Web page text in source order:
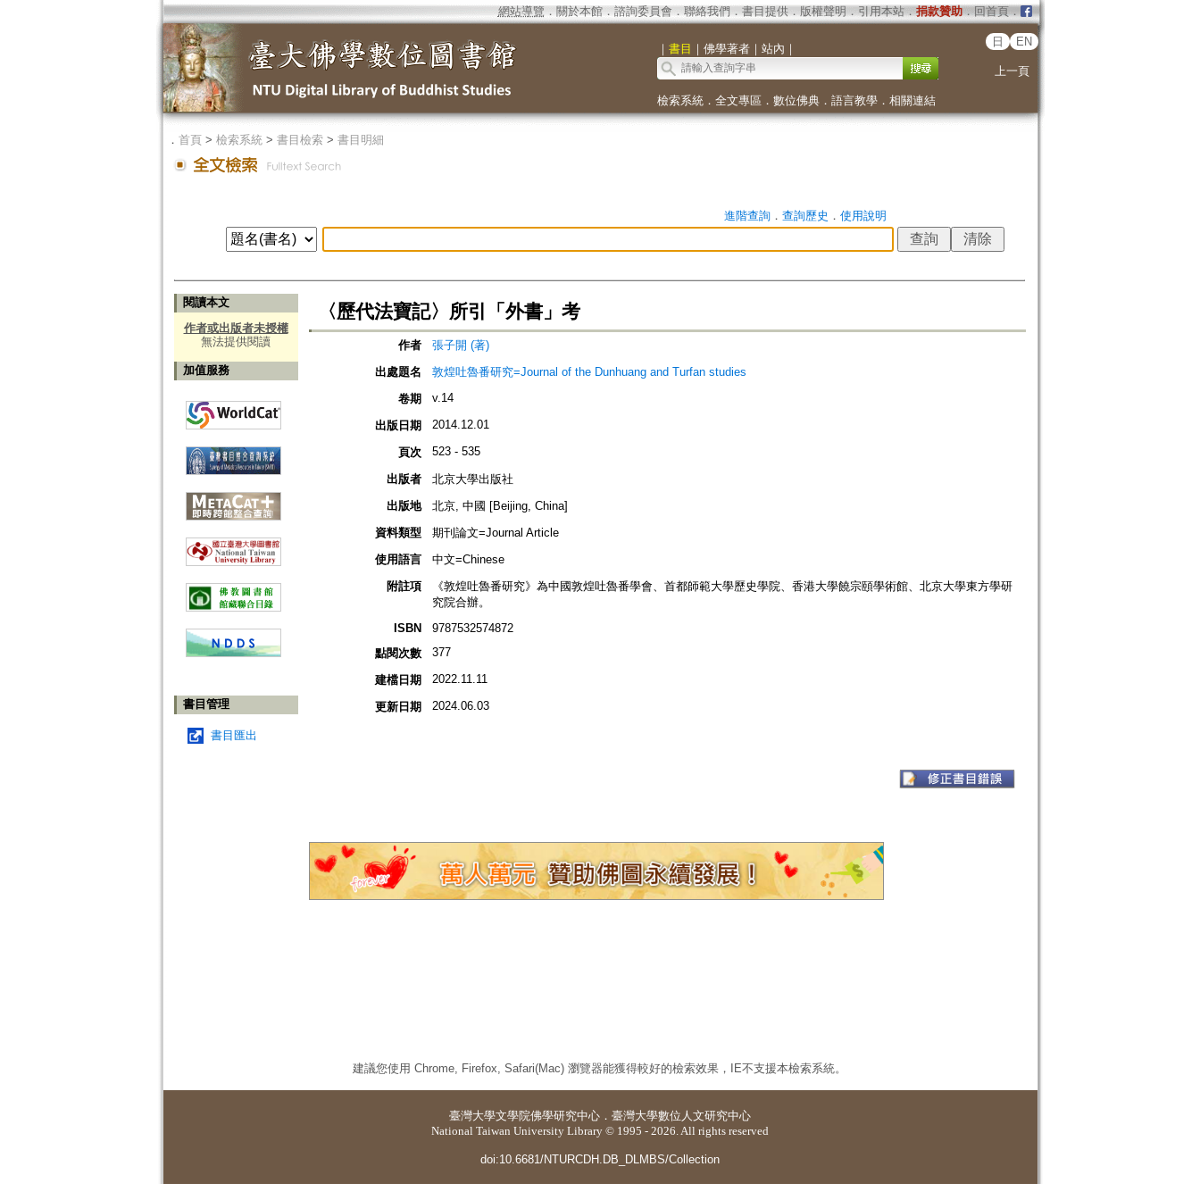
網站導覽 ． 關於本館． 諮詢委員會． 聯絡我們 ． 書目提供． 版權聲明 ． 引用本站． 捐款贊助．回首頁．
｜ 書目 ｜ 佛學著者｜ 站內 ｜
日 EN
上一頁
檢索系統． 全文專區 ． 數位佛典． 語言教學． 相關連結
． 首頁> 檢索系統> 書目檢索> 書目明細
進階查詢． 查詢歷史 ． 使用說明
閱讀本文
作者或出版者未授權
無法提供閱讀
加值服務
書目管理
書目匯出
〈歷代法寶記〉所引「外書」考
作者
張子開 (著)
出處題名
敦煌吐魯番研究=Journal of the Dunhuang and Turfan studies
卷期
v.14
出版日期 2014.12.01
頁次 523 - 535
出版者
北京大學出版社
出版地
北京, 中國 [Beijing, China]
資料類型
期刊論文=Journal Article
使用語言
中文=Chinese
附註項
《敦煌吐魯番研究》為中國敦煌吐魯番學會、首都師範大學歷史學院、香港大學饒宗頤學術館、北京大學東方學研
究院合辦。
ISBN
9787532574872
點閱次數
377
建檔日期 2022.11.11
更新日期 2024.06.03
建議您使用 Chrome, Firefox, Safari(Mac) 瀏覽器能獲得較好的檢索效果，IE不支援本檢索系統。
臺灣大學文學院佛學研究中心 ． 臺灣大學數位人文研究中心
National Taiwan University Library © 1995 - 2026. All rights reserved
doi:10.6681/NTURCDH.DB_DLMBS/Collection